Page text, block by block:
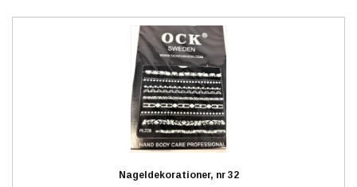
Nageldekorationer, nr 32